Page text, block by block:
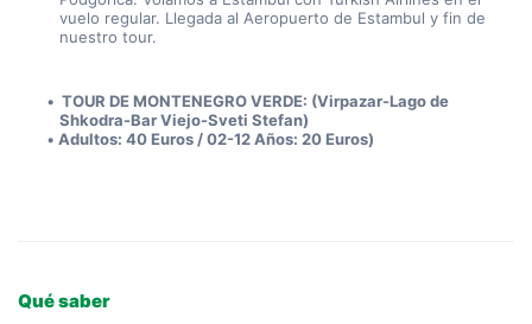
vuelo regular. Llegada al Aeropuerto de Estambul y fin de
nuestro tour.
TOUR DE MONTENEGRO VERDE: (Virpazar-Lago de
Shkodra-Bar Viejo-Sveti Stefan)
Adultos: 40 Euros / 02-12 Años: 20 Euros)
Qué saber